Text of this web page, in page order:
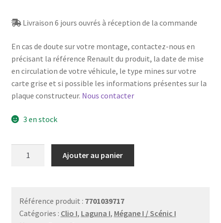
Livraison 6 jours ouvrés à réception de la commande
En cas de doute sur votre montage, contactez-nous en
précisant la référence Renault du produit, la date de mise
en circulation de votre véhicule, le type mines sur votre
carte grise et si possible les informations présentes sur la
plaque constructeur. Nous contacter
3 en stock
d'appui-
tête
Ajouter au panier
Référence produit : 7701039717
Catégories : Clio I, Laguna I, Mégane I / Scénic I